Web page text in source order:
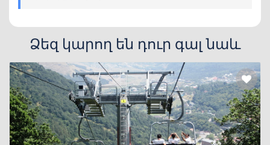
Ձեզ կարող են դուր գալ նաև